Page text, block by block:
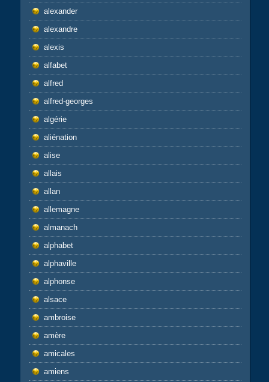
alexander
alexandre
alexis
alfabet
alfred
alfred-georges
algérie
aliénation
alise
allais
allan
allemagne
almanach
alphabet
alphaville
alphonse
alsace
ambroise
amère
amicales
amiens